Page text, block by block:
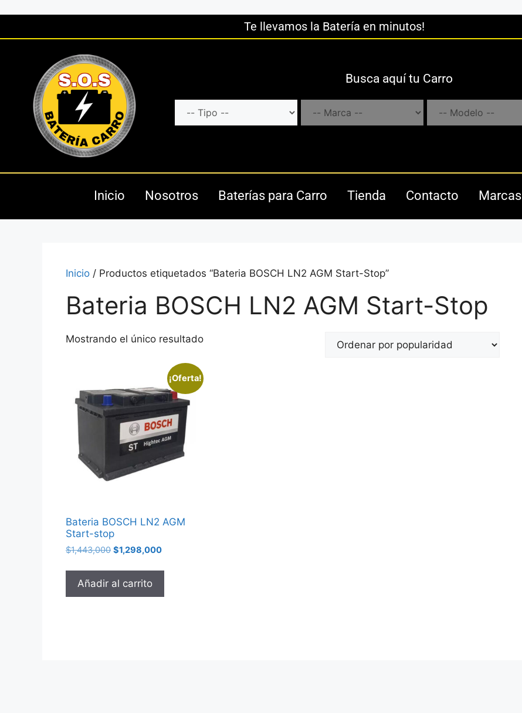
Te llevamos la Batería en minutos!
Busca aquí tu Carro
Inicio Nosotros Baterías para Carro Tienda Contacto Marcas
Inicio / Productos etiquetados “Bateria BOSCH LN2 AGM Start-Stop”
Bateria BOSCH LN2 AGM Start-Stop
Mostrando el único resultado
¡Oferta!
Bateria BOSCH LN2 AGM
Start-stop
$1,443,000 $1,298,000
Añadir al carrito